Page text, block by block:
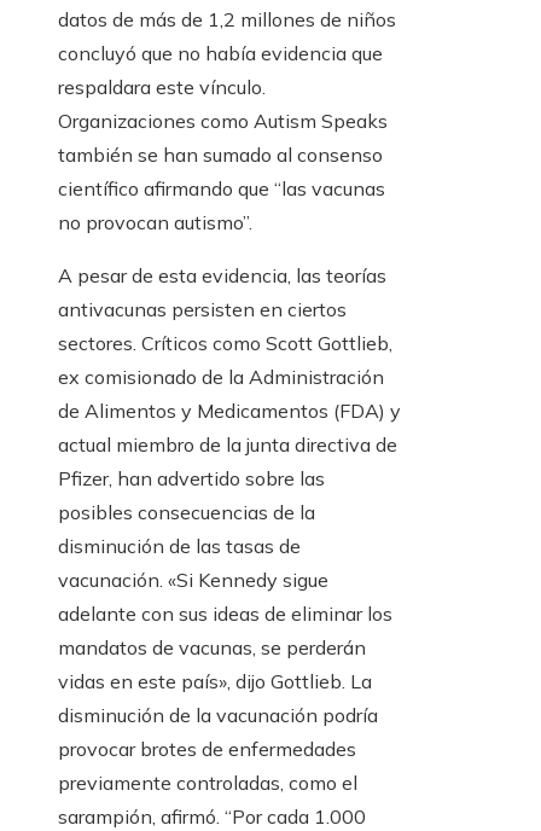
datos de más de 1,2 millones de niños
concluyó que no había evidencia que
respaldara este vínculo.
Organizaciones como Autism Speaks
también se han sumado al consenso
científico afirmando que “las vacunas
no provocan autismo”.
A pesar de esta evidencia, las teorías
antivacunas persisten en ciertos
sectores. Críticos como Scott Gottlieb,
ex comisionado de la Administración
de Alimentos y Medicamentos (FDA) y
actual miembro de la junta directiva de
Pfizer, han advertido sobre las
posibles consecuencias de la
disminución de las tasas de
vacunación. «Si Kennedy sigue
adelante con sus ideas de eliminar los
mandatos de vacunas, se perderán
vidas en este país», dijo Gottlieb. La
disminución de la vacunación podría
provocar brotes de enfermedades
previamente controladas, como el
sarampión, afirmó. “Por cada 1.000